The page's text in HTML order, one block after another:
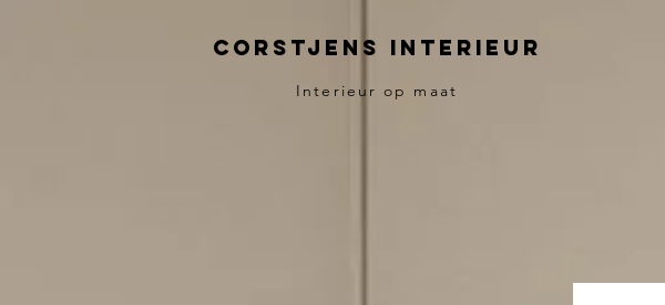
Corstjens Interieur
Interieur op maat